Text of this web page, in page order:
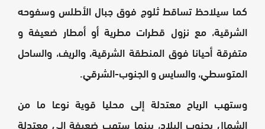
كما سيلاحظ تساقط ثلوج فوق جبال الأطلس وسفوحه
الشرقية، مع نزول قطرات مطرية أو أمطار ضعيفة و
متفرقة أحيانا فوق المنطقة الشرقية، والريف، والساحل
المتوسطي، والسايس و الجنوب-الشرقي.
وستهب الرياح معتدلة إلى محليا قوية نوعا ما من
الشمال بجنوب البلاد، بينما ستهب ضعيفة إلى معتدلة